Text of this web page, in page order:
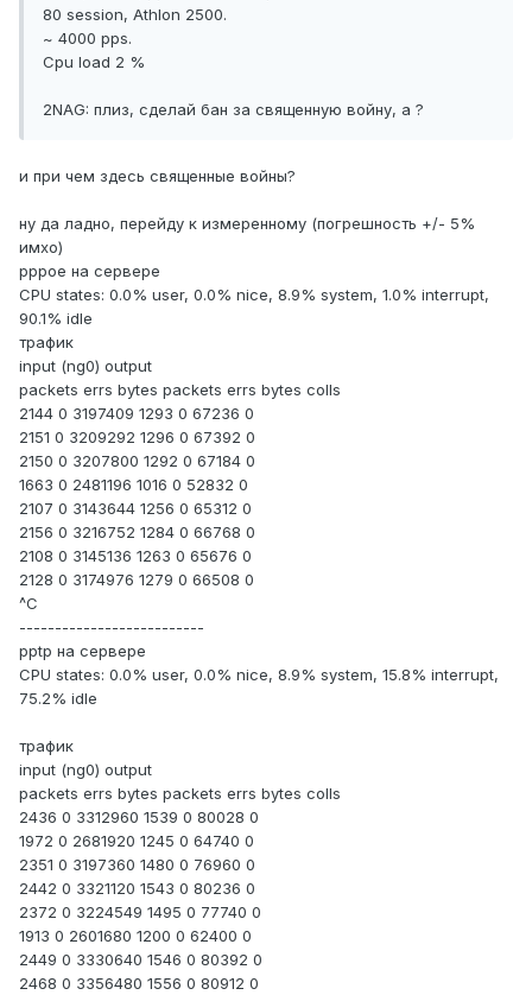
80 session, Athlon 2500.
~ 4000 pps.
Cpu load 2 %
2NAG: плиз, сделай бан за священную войну, а ?
и при чем здесь священные войны?
ну да ладно, перейду к измеренному (погрешность +/- 5%
имхо)
pppoe на сервере
CPU states: 0.0% user, 0.0% nice, 8.9% system, 1.0% interrupt,
90.1% idle
трафик
input (ng0) output
packets errs bytes packets errs bytes colls
2144 0 3197409 1293 0 67236 0
2151 0 3209292 1296 0 67392 0
2150 0 3207800 1292 0 67184 0
1663 0 2481196 1016 0 52832 0
2107 0 3143644 1256 0 65312 0
2156 0 3216752 1284 0 66768 0
2108 0 3145136 1263 0 65676 0
2128 0 3174976 1279 0 66508 0
^C
--------------------------
pptp на сервере
CPU states: 0.0% user, 0.0% nice, 8.9% system, 15.8% interrupt,
75.2% idle
трафик
input (ng0) output
packets errs bytes packets errs bytes colls
2436 0 3312960 1539 0 80028 0
1972 0 2681920 1245 0 64740 0
2351 0 3197360 1480 0 76960 0
2442 0 3321120 1543 0 80236 0
2372 0 3224549 1495 0 77740 0
1913 0 2601680 1200 0 62400 0
2449 0 3330640 1546 0 80392 0
2468 0 3356480 1556 0 80912 0